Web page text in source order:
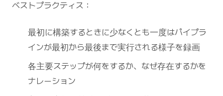
ベストプラクティス：
最初に構築するときに少なくとも一度はパイプラ
インが最初から最後まで実行される様子を録画
各主要ステップが何をするか、なぜ存在するかを
ナレーション